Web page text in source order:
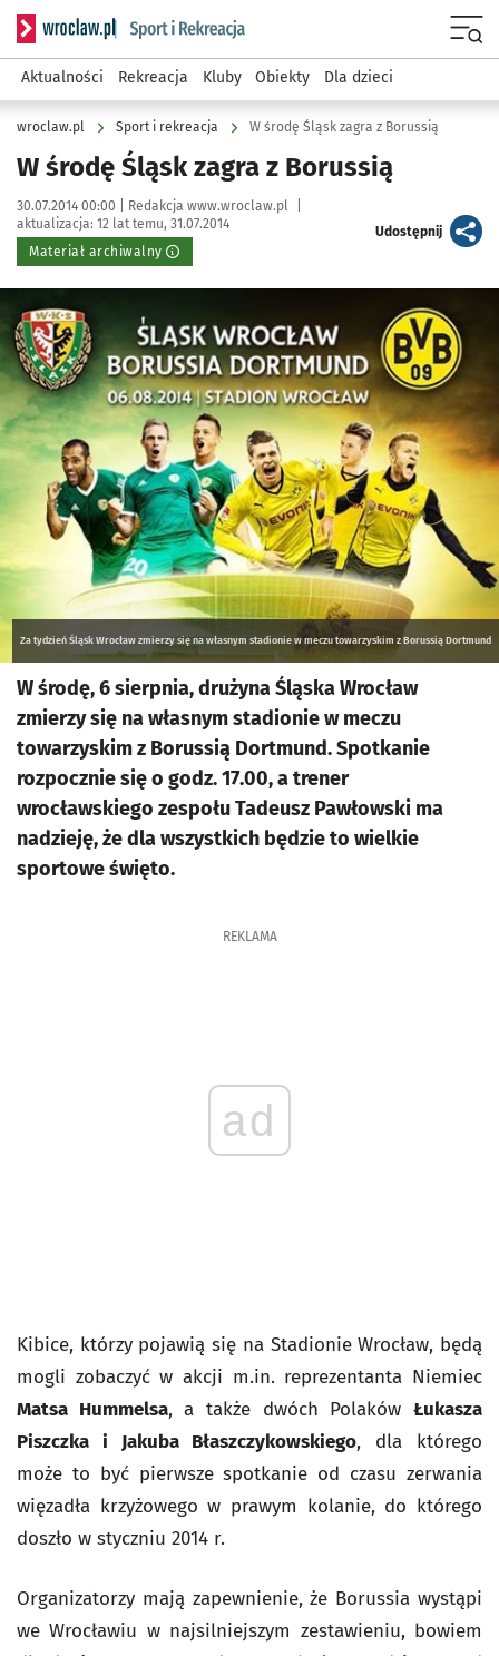
Serwis informacyjny wroclaw.pl podserwis: Sport i rekreacja
Aktualności Rekreacja Kluby Obiekty Dla dzieci
wroclaw.pl Sport i rekreacja W środę Śląsk zagra z Borussią
W środę Śląsk zagra z Borussią
Data publikacji:
30.07.2014 00:00 | Autor:
Redakcja www.wroclaw.pl
aktualizacja: 12 lat temu, 31.07.2014
Materiał archiwalny
Udostępnijartykuł
Za tydzień Śląsk Wrocław zmierzy się na własnym stadionie w meczu towarzyskim z Borussią Dortmund
W środę, 6 sierpnia, drużyna Śląska Wrocław
zmierzy się na własnym stadionie w meczu
towarzyskim z Borussią Dortmund. Spotkanie
rozpocznie się o godz. 17.00, a trener
wrocławskiego zespołu Tadeusz Pawłowski ma
nadzieję, że dla wszystkich będzie to wielkie
sportowe święto.
REKLAMA
ad
Kibice, którzy pojawią się na Stadionie Wrocław, będą
mogli zobaczyć w akcji m.in. reprezentanta Niemiec
Matsa Hummelsa, a także dwóch PolakówŁukasza
Piszczka i Jakuba Błaszczykowskiego, dla którego
może to być pierwsze spotkanie od czasu zerwania
więzadła krzyżowego w prawym kolanie, do którego
doszło w styczniu 2014 r.
Organizatorzy mają zapewnienie, że Borussia wystąpi
we Wrocławiu w najsilniejszym zestawieniu, bowiem